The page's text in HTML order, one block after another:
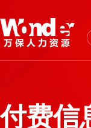
付费信